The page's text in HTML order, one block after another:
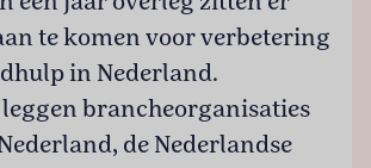
te komen voor verbetering
in Nederland.
brancheorganisaties
de Nederlandse